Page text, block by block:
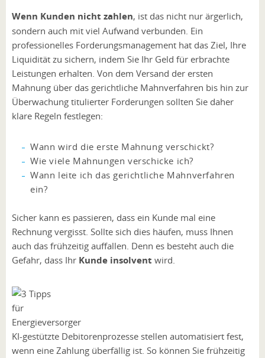
Wenn Kunden nicht zahlen, ist das nicht nur ärgerlich,
sondern auch mit viel Aufwand verbunden. Ein
professionelles Forderungsmanagement hat das Ziel, Ihre
Liquidität zu sichern, indem Sie Ihr Geld für erbrachte
Leistungen erhalten. Von dem Versand der ersten
Mahnung über das gerichtliche Mahnverfahren bis hin zur
Überwachung titulierter Forderungen sollten Sie daher
klare Regeln festlegen:
Wann wird die erste Mahnung verschickt?
Wie viele Mahnungen verschicke ich?
Wann leite ich das gerichtliche Mahnverfahren
ein?
Sicher kann es passieren, dass ein Kunde mal eine
Rechnung vergisst. Sollte sich dies häufen, muss Ihnen
auch das frühzeitig auffallen. Denn es besteht auch die
Gefahr, dass Ihr Kunde insolvent wird.
KI-gestützte Debitorenprozesse stellen automatisiert fest,
wenn eine Zahlung überfällig ist. So können Sie frühzeitig